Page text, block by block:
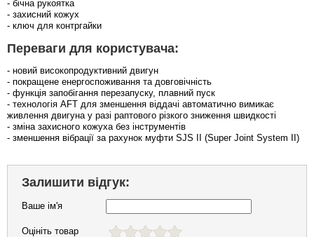
- бічна рукоятка
- захисний кожух
- ключ для контргайки
Переваги для користувача:
- новий високопродуктивний двигун
- покращене енергоспоживання та довговічність
- функція запобігання перезапуску, плавний пуск
- технологія AFT для зменшення віддачі автоматично вимикає
живлення двигуна у разі раптового різкого зниження швидкості
- зміна захисного кожуха без інструментів
- зменшення вібрації за рахунок муфти SJS II (Super Joint System II)
Залишити відгук:
Ваше ім'я
Оцініть товар